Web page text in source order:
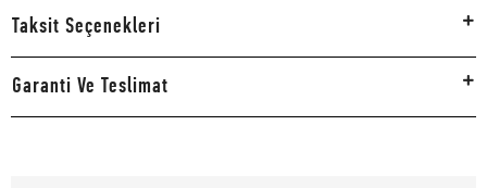
Taksit Seçenekleri
Garanti Ve Teslimat